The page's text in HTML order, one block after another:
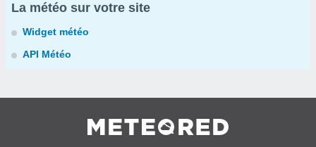
La météo sur votre site
Widget météo
API Météo